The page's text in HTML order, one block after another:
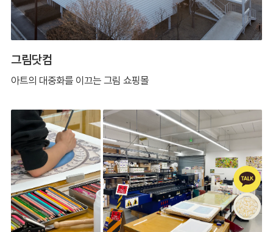
그림닷컴
아트의 대중화를 이끄는 그림 쇼핑몰